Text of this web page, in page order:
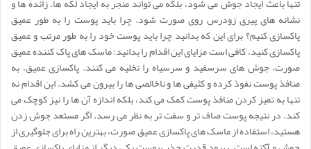
نشانه های پیری زودرس روی صورت شود. چرا باید پوست را به طور عمیق
پاکسازی کنیم؟ برای این که بدانید چرا باید پوست خود را به طور مرتب و عمیق
پاکسازی کنید، کافی است مزایای این اقدام را بدانید: ماسک های پاک کننده عمیق
صورت، جوش های سرسفید و سرسیاه را تخلیه می کنند. پاکسازی عمیق، به
منافذ پوست نفوذ کرده و کثیفی ها و ناخالصی ها را بیرون می کشد. این اقدام نه
تنها به تمیز کردن منافذ پوست کمک می کند، بلکه اندازه آن ها را نیز کوچک می
کند. در نتیجه پوست صاف تر و سفت تر به نظر می رسد. اگر مستعد جوش زدن
هستید، استفاده از ماسک های پاکسازی عمیق صورت، بهترین راه برای جلوگیری از